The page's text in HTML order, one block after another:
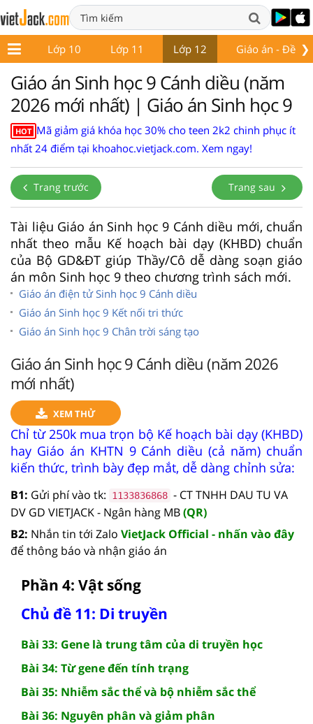
❯
9 Lớp 10 Lớp 11 Lớp 12 Giáo án - Đề thi
Giáo án Sinh học 9 Cánh diều (năm
2026 mới nhất) | Giáo án Sinh học 9
HOT Mã giảm giá khóa học 30% cho teen 2k2 chinh phục ít
nhất 24 điểm tại khoahoc.vietjack.com. Xem ngay!
Trang trước Trang sau
Tài liệu Giáo án Sinh học 9 Cánh diều mới, chuẩn
nhất theo mẫu Kế hoạch bài dạy (KHBD) chuẩn
của Bộ GD&ĐT giúp Thầy/Cô dễ dàng soạn giáo
án môn Sinh học 9 theo chương trình sách mới.
Giáo án điện tử Sinh học 9 Cánh diều
Giáo án Sinh học 9 Kết nối tri thức
Giáo án Sinh học 9 Chân trời sáng tạo
Giáo án Sinh học 9 Cánh diều (năm 2026
mới nhất)
XEM THỬ
Chỉ từ 250k mua trọn bộ Kế hoạch bài dạy (KHBD)
hay Giáo án KHTN 9 Cánh diều (cả năm) chuẩn
kiến thức, trình bày đẹp mắt, dễ dàng chỉnh sửa:
B1: Gửi phí vào tk: 1133836868 - CT TNHH DAU TU VA
DV GD VIETJACK - Ngân hàng MB(QR)
B2: Nhắn tin tới Zalo VietJack Official - nhấn vào đây
để thông báo và nhận giáo án
Phần 4: Vật sống
Chủ đề 11: Di truyền
Bài 33: Gene là trung tâm của di truyền học
Bài 34: Từ gene đến tính trạng
Bài 35: Nhiễm sắc thể và bộ nhiễm sắc thể
Bài 36: Nguyên phân và giảm phân